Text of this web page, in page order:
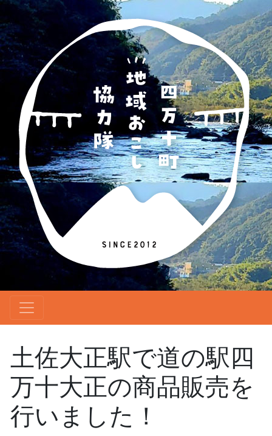
土佐大正駅で道の駅四
万十大正の商品販売を
行いました！